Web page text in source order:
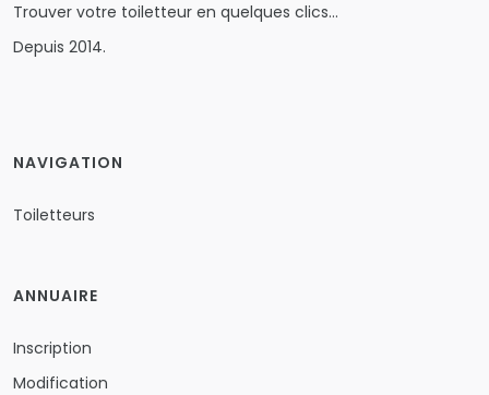
Trouver votre toiletteur en quelques clics…
Depuis 2014.
NAVIGATION
Toiletteurs
ANNUAIRE
Inscription
Modification